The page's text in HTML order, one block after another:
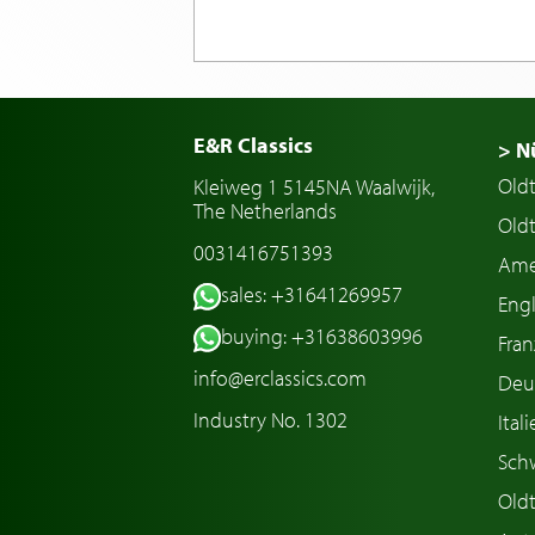
E&R Classics
Kleiweg 1 5145NA Waalwijk,
The Netherlands
0031416751393
sales: +31641269957
buying: +31638603996
info@erclassics.com
Industry No. 1302
>